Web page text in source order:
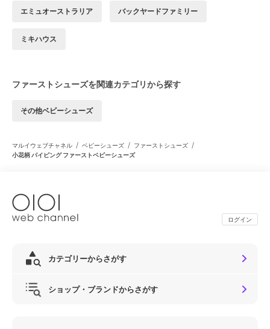
エミュオーストラリア バックヤードファミリー
ミキハウス
ファーストシューズを関連カテゴリから探す
その他ベビーシューズ
マルイウェブチャネル / ベビーシューズ / ファーストシューズ /
小花柄 パイピング ファーストベビーシューズ
ログイン
カテゴリーからさがす
ショップ・ブランドからさがす